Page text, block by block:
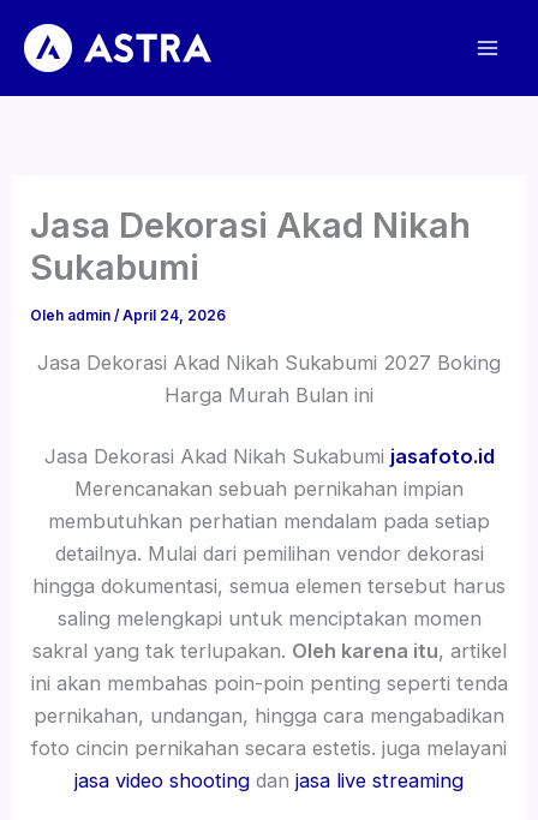
konten
Jasa Dekorasi Akad Nikah
Sukabumi
Oleh admin/April 24, 2026
Jasa Dekorasi Akad Nikah Sukabumi 2027 Boking
Harga Murah Bulan ini
Jasa Dekorasi Akad Nikah Sukabumi jasafoto.id
Merencanakan sebuah pernikahan impian
membutuhkan perhatian mendalam pada setiap
detailnya. Mulai dari pemilihan vendor dekorasi
hingga dokumentasi, semua elemen tersebut harus
saling melengkapi untuk menciptakan momen
sakral yang tak terlupakan. Oleh karena itu, artikel
ini akan membahas poin-poin penting seperti tenda
pernikahan, undangan, hingga cara mengabadikan
foto cincin pernikahan secara estetis. juga melayani
jasa video shooting dan jasa live streaming